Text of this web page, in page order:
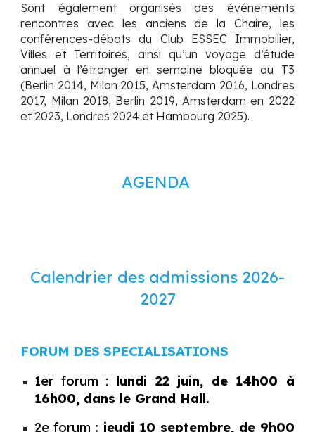
Sont également organisés des événements
rencontres avec les anciens de la Chaire, les
conférences-débats du Club ESSEC Immobilier,
Villes et Territoires, ainsi qu’un voyage d’étude
annuel à l’étranger en semaine bloquée au T3
(Berlin 2014, Milan 2015, Amsterdam 2016, Londres
2017, Milan 2018, Berlin 2019, Amsterdam en 2022
et 2023, Londres 2024 et Hambourg 2025).
AGENDA
Calendrier des admissions 2026-
2027
FORUM DES SPECIALISATIONS
1er forum : lundi 22 juin, de 14h00 à
16h00, dans le Grand Hall.
2e forum : jeudi 10 septembre, de 9h00